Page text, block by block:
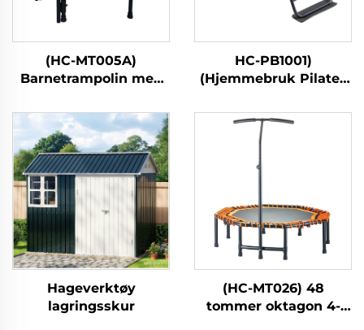
(HC-MT005A)
Barnetrampolin med
HC-PB1001)
(Hjemmebruk Pilates
Hageverktøy
lagringsskur
(HC-MT026) 48
tommer oktagon 4-